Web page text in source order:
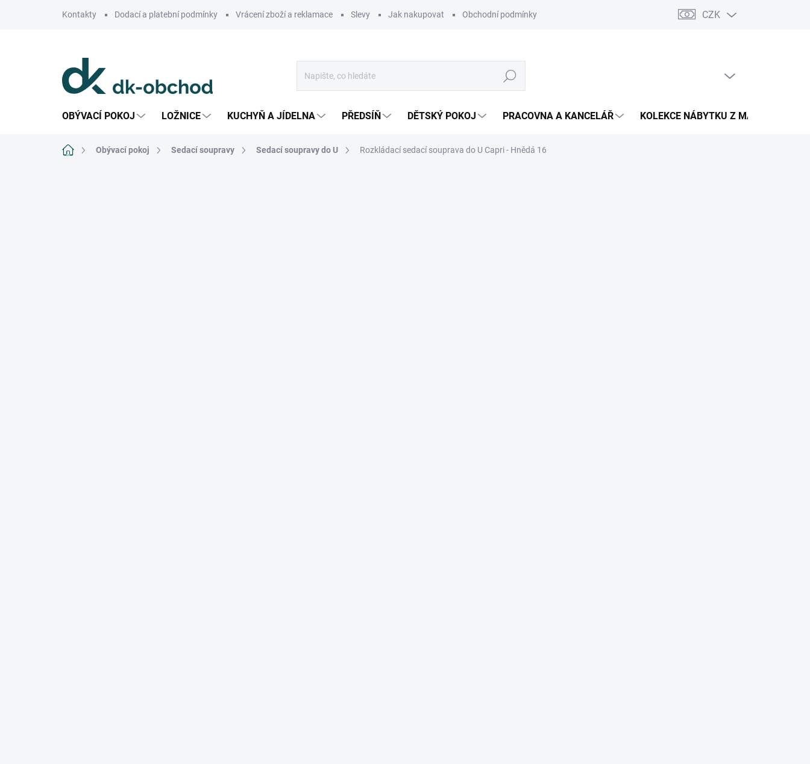
Kontakty Dodací a platební podmínky Vrácení zboží a reklamace Slevy Jak nakupovat Obchodní podmínky Podmínky ochrany osobních údajů Pojištění zásilky
CZK
Hledat
OBÝVACÍ POKOJ LOŽNICE KUCHYŇ A JÍDELNA PŘEDSÍŇ DĚTSKÝ POKOJ PRACOVNA A KANCELÁŘ KOLEKCE NÁBYTKU Z MASIVU
Domů Obývací pokoj Sedací soupravy Sedací soupravy do U Rozkládací sedací souprava do U Capri - Hnědá 16